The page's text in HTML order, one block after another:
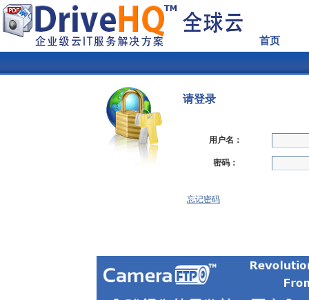
首页
请登录
用户名：
密码：
忘记密码